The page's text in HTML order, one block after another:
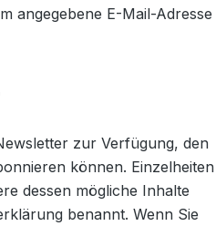
angegebene E-Mail-Adresse
zur Verfügung, den
können. Einzelheiten
dessen mögliche Inhalte
benannt. Wenn Sie